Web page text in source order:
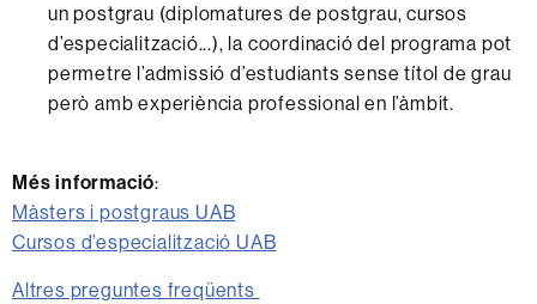
un postgrau (diplomatures de postgrau, cursos
d’especialització...), la coordinació del programa pot
permetre l’admissió d’estudiants sense títol de grau
però amb experiència professional en l’àmbit.
Més informació:
Màsters i postgraus UAB
Cursos d’especialització UAB
Altres preguntes freqüents